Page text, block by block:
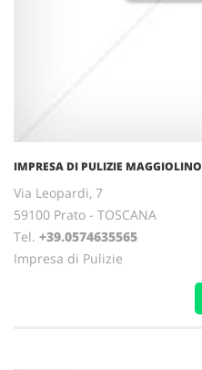
IMPRESA DI PULIZIE MAGGIOLINO
Via Leopardi, 7
59100 Prato - TOSCANA
Tel. +39.0574635565
Impresa di Pulizie